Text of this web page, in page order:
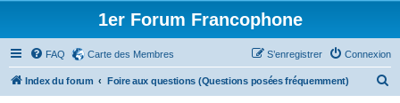
1er Forum Francophone
FAQ Carte des Membres Connexion
S’enregistrer
Index du forum Foire aux questions (Questions posées fréquemment)